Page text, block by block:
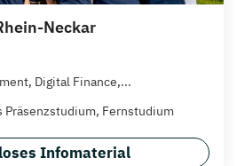
Neckar
Digital Finance,...
Fernstudium
Infomaterial